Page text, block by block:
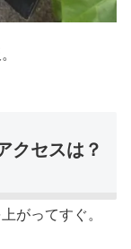
クセスは？
がってすぐ。